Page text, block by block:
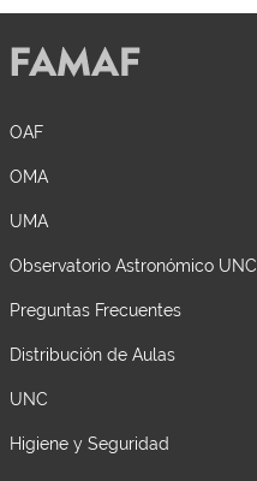
OAF
OMA
UMA
Observatorio Astronómico UNC
Preguntas Frecuentes
Distribución de Aulas
UNC
Higiene y Seguridad